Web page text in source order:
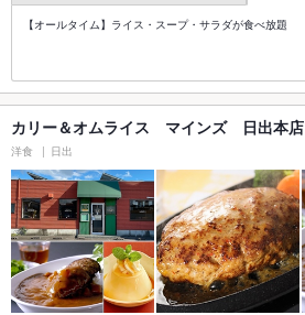
【オールタイム】ライス・スープ・サラダが食べ放題
カリー＆オムライス マインズ 日出本店
洋食 日出